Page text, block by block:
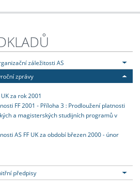
záležitosti AS
zprávy
za rok 2001
FF 2001 - Příloha 3 : Prodloužení platnosti
a magisterských studijních programů v
AS FF UK za období březen 2000 - únor
předpisy